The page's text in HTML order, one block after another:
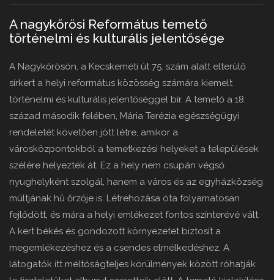
A nagykőrösi Református temető
történelmi és kulturális jelentősége
A Nagykőrösön, a Kecskeméti út 75. szám alatt elterülő
sírkert a helyi református közösség számára kiemelt
történelmi és kulturális jelentőséggel bír. A temető a 18.
század második felében, Mária Terézia egészségügyi
rendeletét követően jött létre, amikor a
városközpontokból a temetkezési helyeket a települések
szélére helyezték át. Ez a hely nem csupán végső
nyughelyként szolgál, hanem a város és az egyházközség
múltjának hű őrzője is. Létrehozása óta folyamatosan
fejlődött, és mára a helyi emlékezet fontos színterévé vált.
A kert békés és gondozott környezetet biztosít a
megemlékezéshez és a csendes elmélkedéshez. A
látogatók itt méltóságteljes körülmények között róhatják